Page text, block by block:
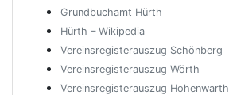
Grundbuchamt Hürth
Hürth – Wikipedia
Vereinsregisterauszug Schönberg
Vereinsregisterauszug Wörth
Vereinsregisterauszug Hohenwarth